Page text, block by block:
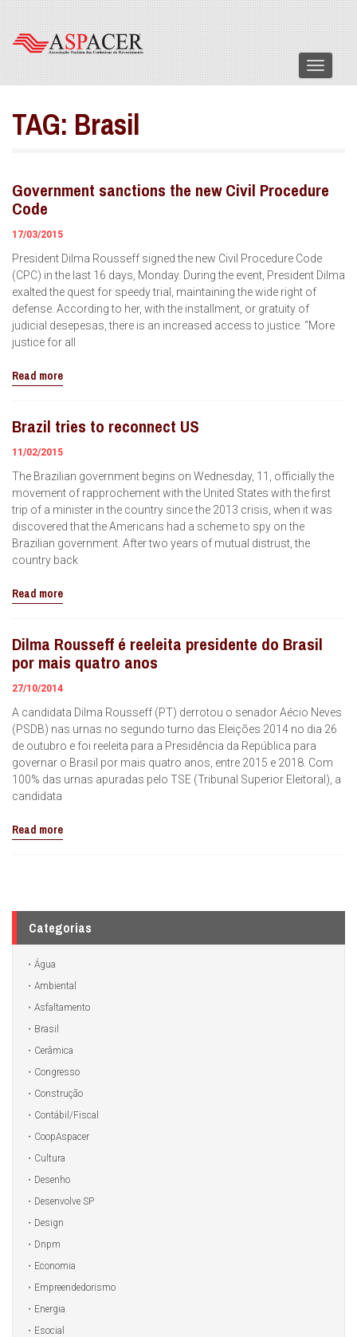
Menu
TAG: Brasil
Government sanctions the new Civil Procedure
Code
17/03/2015
President Dilma Rousseff signed the new Civil Procedure Code
(CPC) in the last 16 days, Monday. During the event, President Dilma
exalted the quest for speedy trial, maintaining the wide right of
defense. According to her, with the installment, or gratuity of
judicial desepesas, there is an increased access to justice. “More
justice for all
Read more
Brazil tries to reconnect US
11/02/2015
The Brazilian government begins on Wednesday, 11, officially the
movement of rapprochement with the United States with the first
trip of a minister in the country since the 2013 crisis, when it was
discovered that the Americans had a scheme to spy on the
Brazilian government. After two years of mutual distrust, the
country back
Read more
Dilma Rousseff é reeleita presidente do Brasil
por mais quatro anos
27/10/2014
A candidata Dilma Rousseff (PT) derrotou o senador Aécio Neves
(PSDB) nas urnas no segundo turno das Eleições 2014 no dia 26
de outubro e foi reeleita para a Presidência da República para
governar o Brasil por mais quatro anos, entre 2015 e 2018. Com
100% das urnas apuradas pelo TSE (Tribunal Superior Eleitoral), a
candidata
Read more
Categorias
Água
Ambiental
Asfaltamento
Brasil
Cerâmica
Congresso
Construção
Contábil/Fiscal
CoopAspacer
Cultura
Desenho
Desenvolve SP
Design
Dnpm
Economia
Empreendedorismo
Energia
Esocial